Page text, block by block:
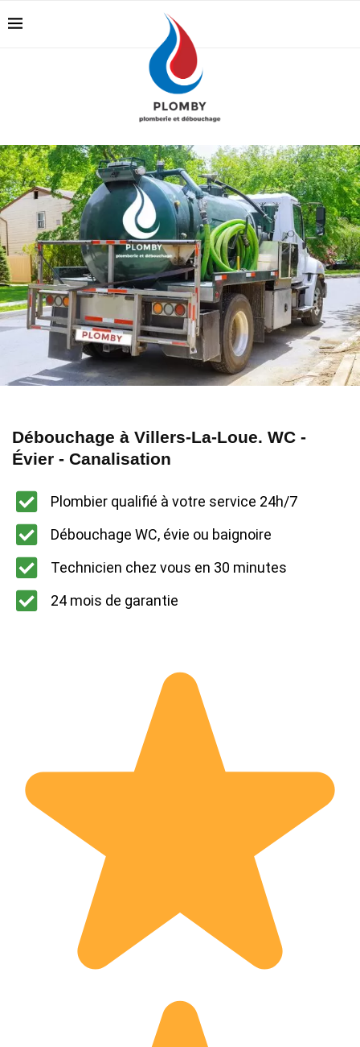
Débouchage à Villers-La-Loue. WC -
Évier - Canalisation
Plombier qualifié à votre service 24h/7
Débouchage WC, évie ou baignoire
Technicien chez vous en 30 minutes
24 mois de garantie